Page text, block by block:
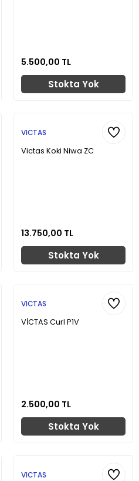
5.500,00 TL
Stokta Yok
VICTAS
Victas Koki Niwa ZC
13.750,00 TL
Stokta Yok
VICTAS
VİCTAS Curl P1V
2.500,00 TL
Stokta Yok
VICTAS